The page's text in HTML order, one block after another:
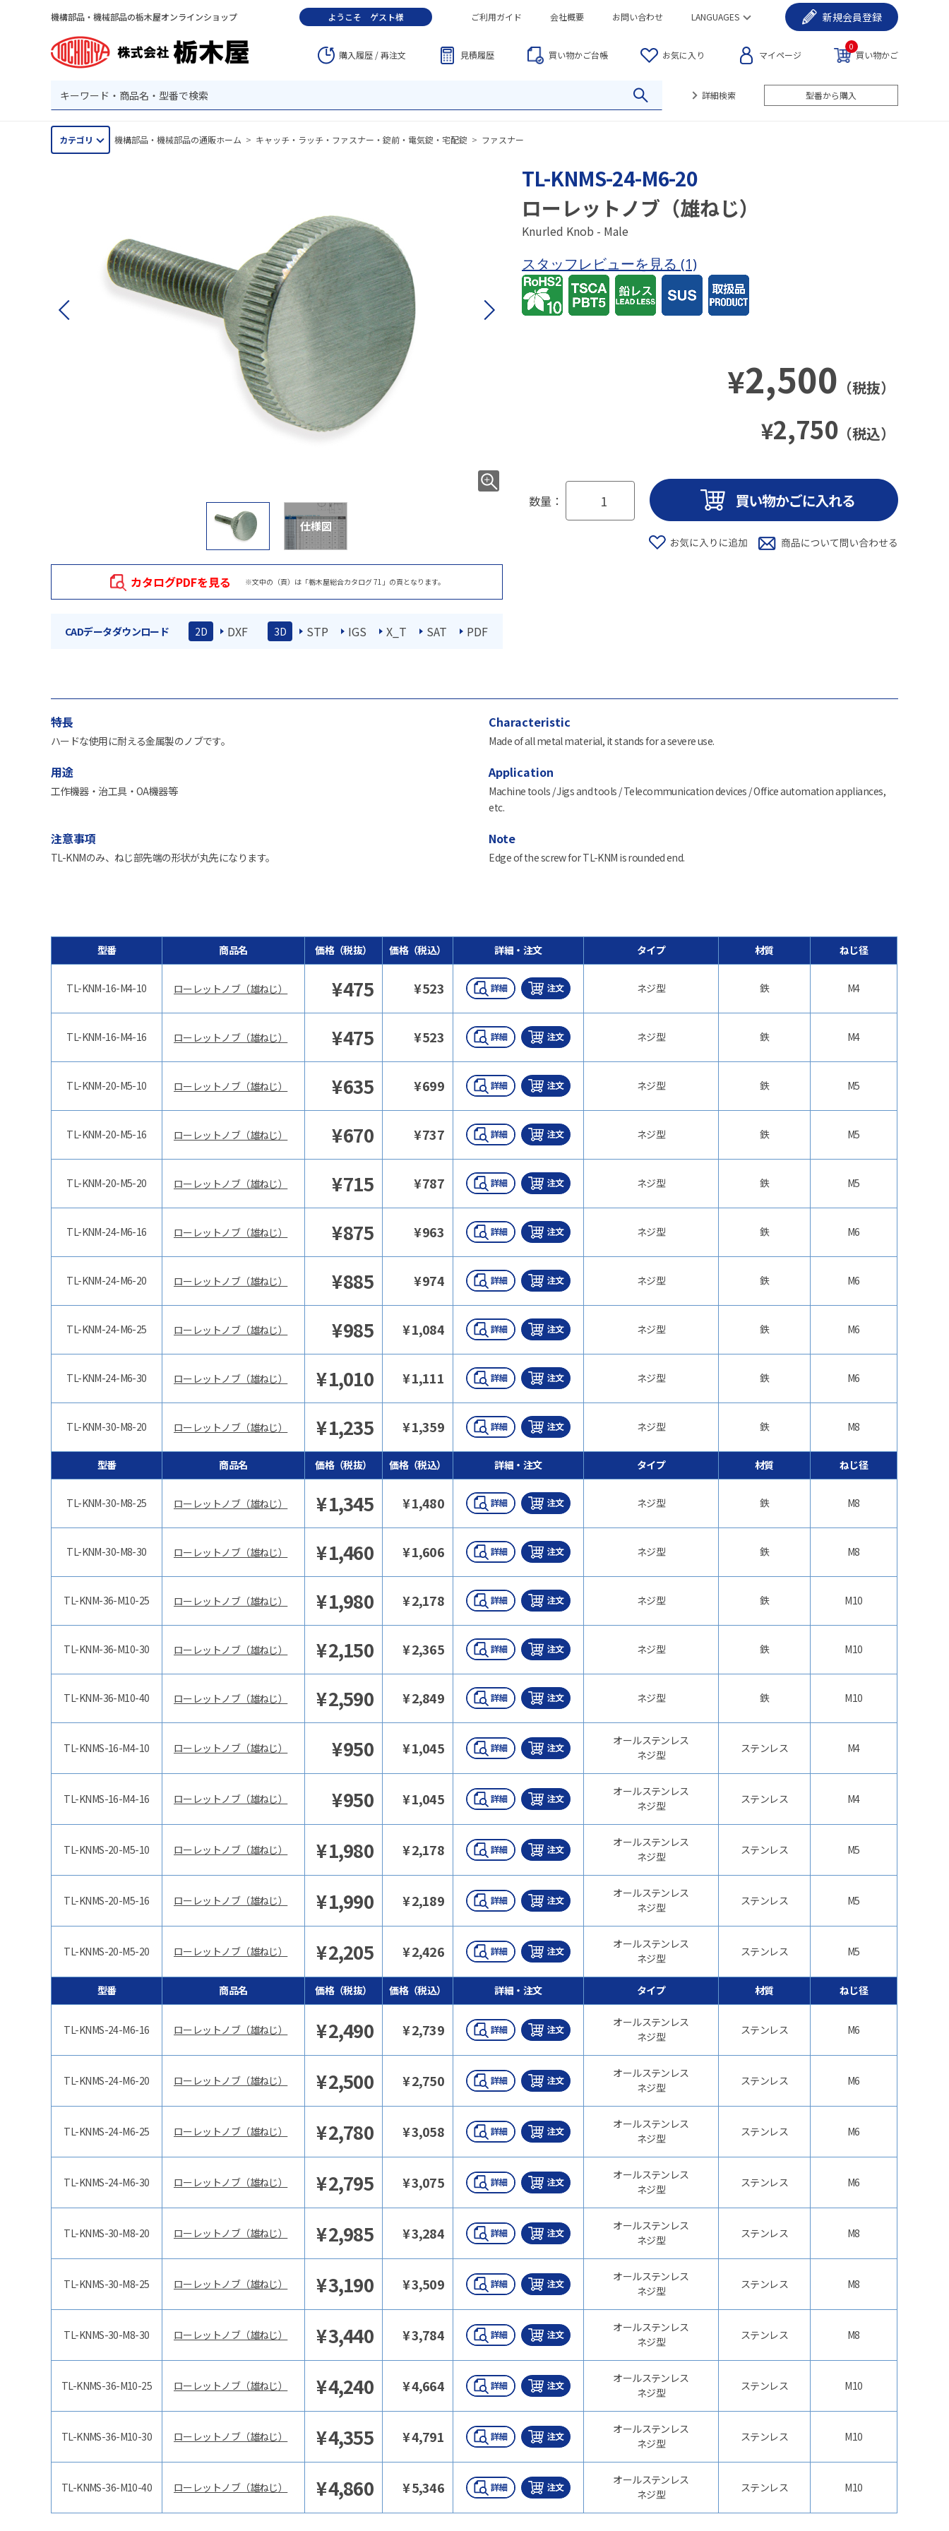
機構部品・機械部品の栃木屋オンラインショップ ようこそ ゲスト様 ご利用ガイド 会社概要 お問い合わせ LANGUAGES 新規会員登録
購入履歴 / 再注文 見積履歴 買い物かご台帳 お気に入り マイページ 買い物かご
0
詳細検索 型番から購入
カテゴリ 機構部品・機械部品の通販ホーム > キャッチ・ラッチ・ファスナー・錠前・電気錠・宅配錠 > ファスナー
仕様図
カタログPDFを見る ※文中の（頁）は「栃木屋総合カタログ 71」の頁となります。
CADデータダウンロード 2D DXF 3D STP IGS X_T SAT PDF
TL-KNMS-24-M6-20
ローレットノブ（雄ねじ）
Knurled Knob - Male
スタッフレビューを見る (1)
¥2,500 （税抜）
¥2,750 （税込）
数量：
特長
ハードな使用に耐える金属製のノブです。
Characteristic
Made of all metal material, it stands for a severe use.
用途
工作機器・治工具・OA機器等
Application
Machine tools / Jigs and tools / Telecommunication devices / Office automation appliances,
etc.
注意事項
TL-KNMのみ、ねじ部先端の形状が丸先になります。
Note
Edge of the screw for TL-KNM is rounded end.
型番 商品名 価格（税抜） 価格（税込） 詳細・注文
TL-KNM-16-M4-10 ローレットノブ（雄ねじ） ¥475 ¥523
TL-KNM-16-M4-16 ローレットノブ（雄ねじ） ¥475 ¥523
TL-KNM-20-M5-10 ローレットノブ（雄ねじ） ¥635 ¥699
TL-KNM-20-M5-16 ローレットノブ（雄ねじ） ¥670 ¥737
TL-KNM-20-M5-20 ローレットノブ（雄ねじ） ¥715 ¥787
TL-KNM-24-M6-16 ローレットノブ（雄ねじ） ¥875 ¥963
TL-KNM-24-M6-20 ローレットノブ（雄ねじ） ¥885 ¥974
TL-KNM-24-M6-25 ローレットノブ（雄ねじ） ¥985 ¥1,084
TL-KNM-24-M6-30 ローレットノブ（雄ねじ） ¥1,010 ¥1,111
TL-KNM-30-M8-20 ローレットノブ（雄ねじ） ¥1,235 ¥1,359
型番 商品名 価格（税抜） 価格（税込） 詳細・注文
TL-KNM-30-M8-25 ローレットノブ（雄ねじ） ¥1,345 ¥1,480
TL-KNM-30-M8-30 ローレットノブ（雄ねじ） ¥1,460 ¥1,606
TL-KNM-36-M10-25 ローレットノブ（雄ねじ） ¥1,980 ¥2,178
TL-KNM-36-M10-30 ローレットノブ（雄ねじ） ¥2,150 ¥2,365
TL-KNM-36-M10-40 ローレットノブ（雄ねじ） ¥2,590 ¥2,849
TL-KNMS-16-M4-10 ローレットノブ（雄ねじ） ¥950 ¥1,045
TL-KNMS-16-M4-16 ローレットノブ（雄ねじ） ¥950 ¥1,045
TL-KNMS-20-M5-10 ローレットノブ（雄ねじ） ¥1,980 ¥2,178
TL-KNMS-20-M5-16 ローレットノブ（雄ねじ） ¥1,990 ¥2,189
TL-KNMS-20-M5-20 ローレットノブ（雄ねじ） ¥2,205 ¥2,426
型番 商品名 価格（税抜） 価格（税込） 詳細・注文
TL-KNMS-24-M6-16 ローレットノブ（雄ねじ） ¥2,490 ¥2,739
TL-KNMS-24-M6-20 ローレットノブ（雄ねじ） ¥2,500 ¥2,750
TL-KNMS-24-M6-25 ローレットノブ（雄ねじ） ¥2,780 ¥3,058
TL-KNMS-24-M6-30 ローレットノブ（雄ねじ） ¥2,795 ¥3,075
TL-KNMS-30-M8-20 ローレットノブ（雄ねじ） ¥2,985 ¥3,284
TL-KNMS-30-M8-25 ローレットノブ（雄ねじ） ¥3,190 ¥3,509
TL-KNMS-30-M8-30 ローレットノブ（雄ねじ） ¥3,440 ¥3,784
TL-KNMS-36-M10-25 ローレットノブ（雄ねじ） ¥4,240 ¥4,664
TL-KNMS-36-M10-30 ローレットノブ（雄ねじ） ¥4,355 ¥4,791
TL-KNMS-36-M10-40 ローレットノブ（雄ねじ） ¥4,860 ¥5,346
タイプ 材質 ねじ径
ネジ型 鉄 M4
ネジ型 鉄 M4
ネジ型 鉄 M5
ネジ型 鉄 M5
ネジ型 鉄 M5
ネジ型 鉄 M6
ネジ型 鉄 M6
ネジ型 鉄 M6
ネジ型 鉄 M6
ネジ型 鉄 M8
タイプ 材質 ねじ径
ネジ型 鉄 M8
ネジ型 鉄 M8
ネジ型 鉄 M10
ネジ型 鉄 M10
ネジ型 鉄 M10
オールステンレス
ネジ型
ステンレス M4
オールステンレス
ネジ型
ステンレス M4
オールステンレス
ネジ型
ステンレス M5
オールステンレス
ネジ型
ステンレス M5
オールステンレス
ネジ型
ステンレス M5
タイプ 材質 ねじ径
オールステンレス
ネジ型
ステンレス M6
オールステンレス
ネジ型
ステンレス M6
オールステンレス
ネジ型
ステンレス M6
オールステンレス
ネジ型
ステンレス M6
オールステンレス
ネジ型
ステンレス M8
オールステンレス
ネジ型
ステンレス M8
オールステンレス
ネジ型
ステンレス M8
オールステンレス
ネジ型
ステンレス M10
オールステンレス
ネジ型
ステンレス M10
オールステンレス
ネジ型
ステンレス M10